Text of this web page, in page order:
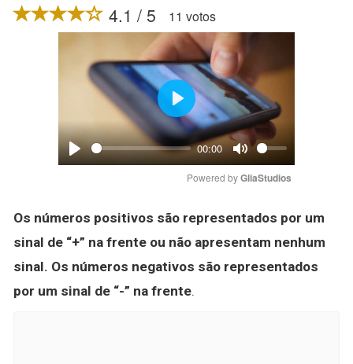
4.1 / 5 11 votos
Play
00:00
Mute
Play
Powered by GliaStudios
Os números positivos são representados por um
sinal de “+” na frente ou não apresentam nenhum
sinal. Os números negativos são representados
por um sinal de “-” na frente.